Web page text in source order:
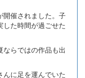
催されました。子
した時間が過ごせた
らではの作品も出
に足を運んでいた